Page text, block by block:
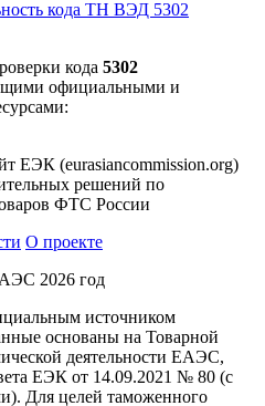
кода ТН ВЭД 5302
кода 5302
официальными и
ЕЭК (eurasiancommission.org)
решений по
ФТС России
О проекте
2026 год
источником
основаны на Товарной
деятельности ЕАЭС,
ЕЭК от 14.09.2021 № 80 (с
Для целей таможенного